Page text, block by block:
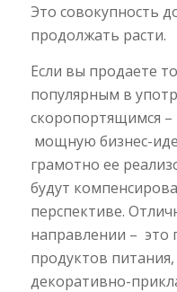
Это совокупность
продолжать расти.
Если вы продаете
популярным в
скоропортящимся
мощную бизнес-
грамотно ее
будут
перспективе.
направлении – это
продуктов питания,
декоративно-